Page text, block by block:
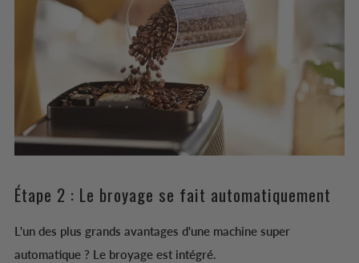
Étape 2 : Le broyage se fait automatiquement
L'un des plus grands avantages d'une machine super
automatique ? Le broyage est intégré.